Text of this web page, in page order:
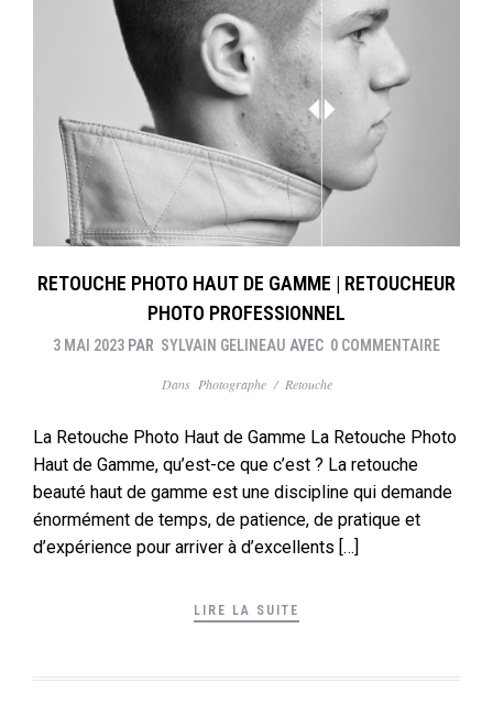
RETOUCHE PHOTO HAUT DE GAMME | RETOUCHEUR
PHOTO PROFESSIONNEL
3 MAI 2023 PAR SYLVAIN GELINEAU AVEC 0 COMMENTAIRE
Dans Photographe/ Retouche
La Retouche Photo Haut de Gamme La Retouche Photo
Haut de Gamme, qu’est-ce que c’est ? La retouche
beauté haut de gamme est une discipline qui demande
énormément de temps, de patience, de pratique et
d’expérience pour arriver à d’excellents […]
LIRE LA SUITE